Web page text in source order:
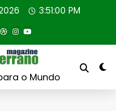
3:51:00 PM
o Mundo